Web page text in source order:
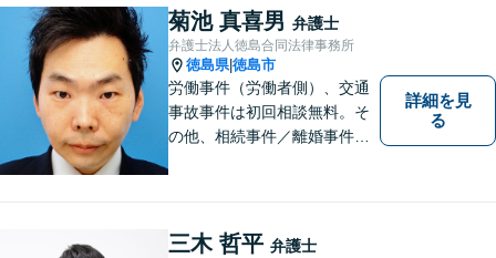
務整理など）を中心に、社会
的事件にも対応いたします。
お気軽にご相談ください。
菊池 真喜男 弁護士
弁護士法人徳島合同法律事務所
徳島県|徳島市
労働事件（労働者側）、交通
事故事件は初回相談無料。そ
の他、相続事件／離婚事件／
室対応でプライバシーが守ら
れます。【無料駐車場】
詳細を見
る
三木 哲平 弁護士